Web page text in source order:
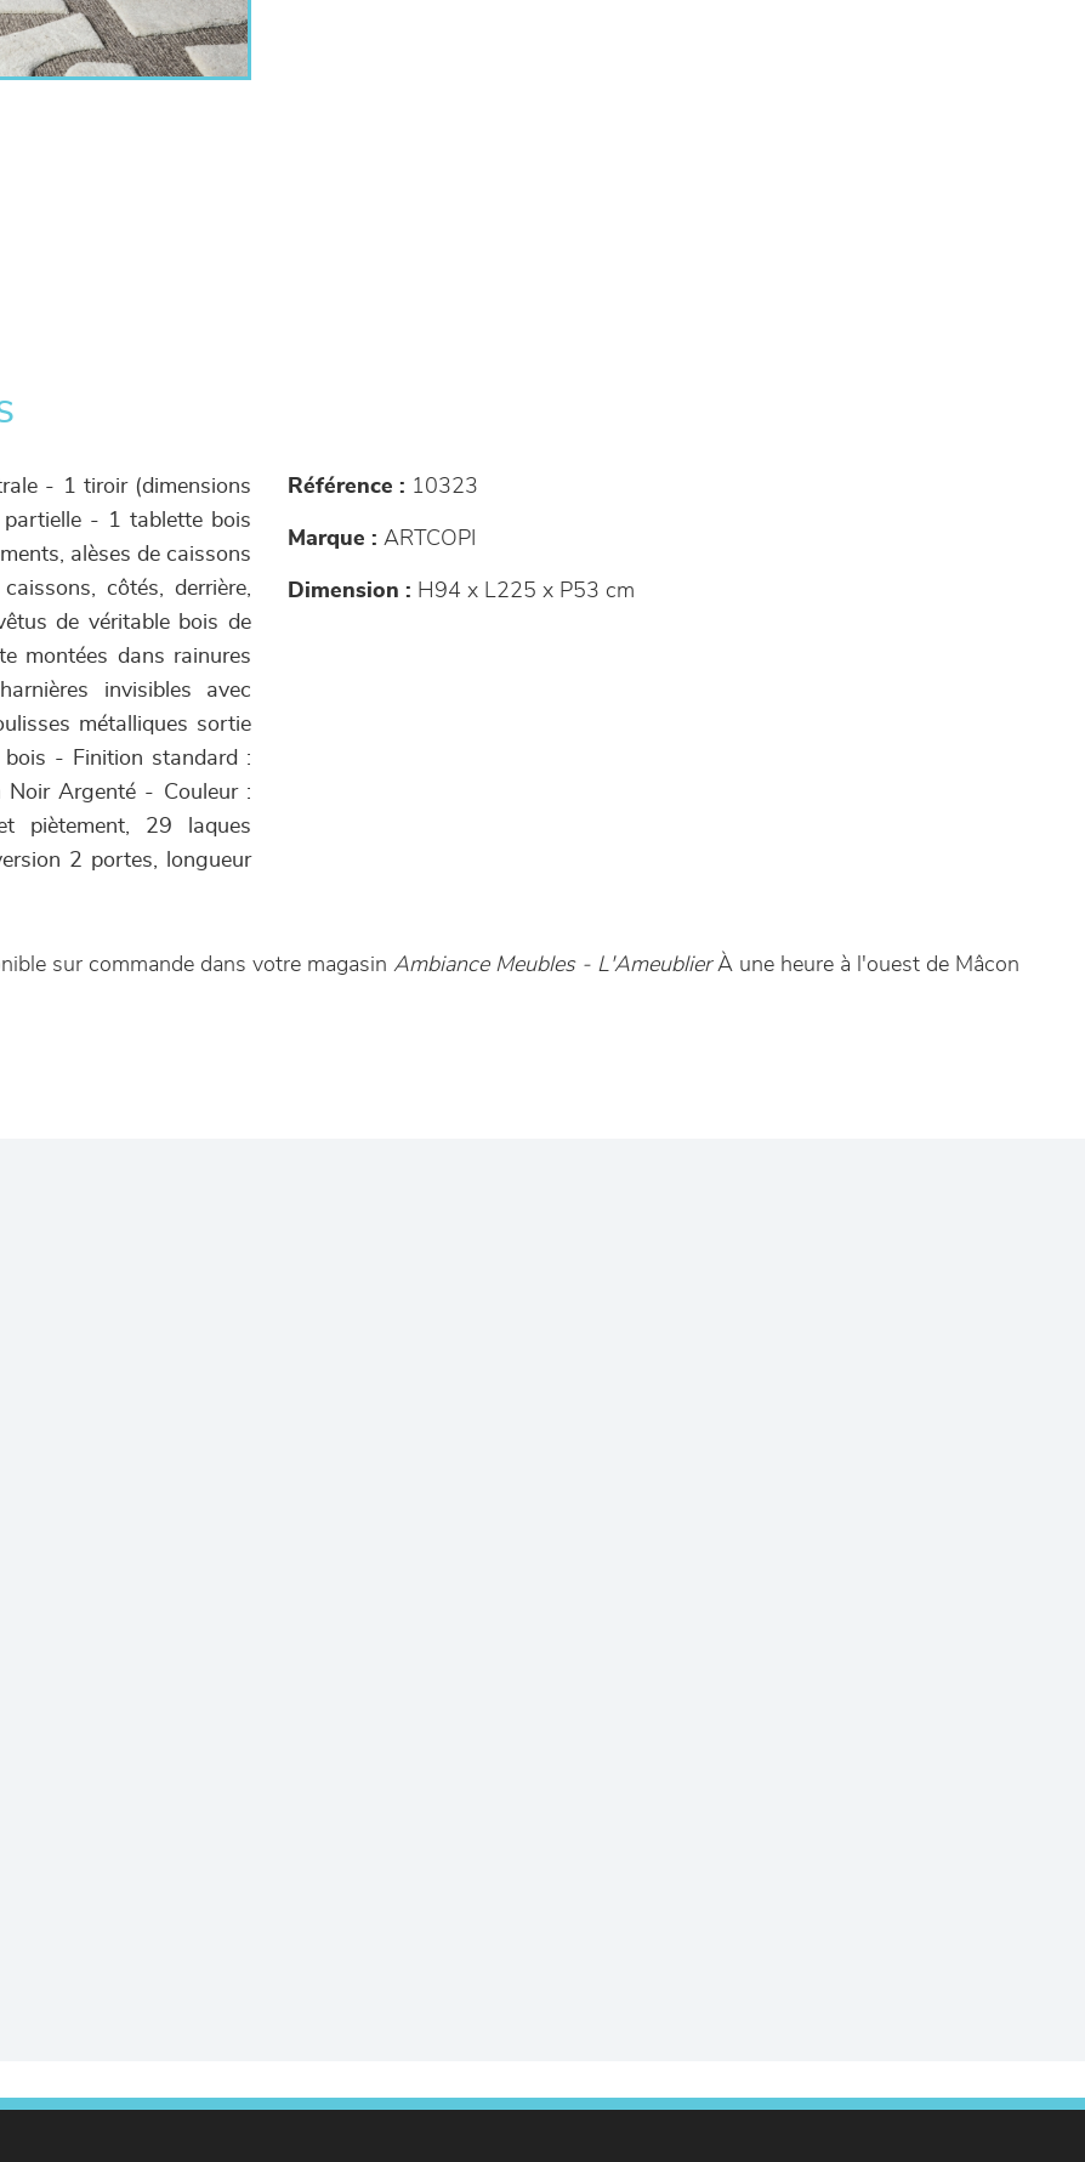
- 1 tiroir (dimensions
- 1 tablette bois
alèses de caissons
côtés, derrière,
de véritable bois de
montées dans rainures
invisibles avec
métalliques sortie
- Finition standard :
Noir Argenté - Couleur :
piètement, 29 laques
2 portes, longueur
Référence : 10323
Marque : ARTCOPI
Dimension : H94 x L225 x P53 cm
sur commande dans votre magasin Ambiance Meubles - L'AmeublierÀ une heure à l'ouest de Mâcon